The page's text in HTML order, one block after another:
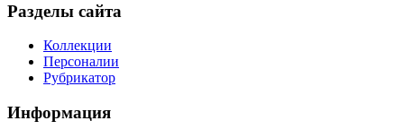
Разделы сайта
Коллекции
Персоналии
Рубрикатор
Информация